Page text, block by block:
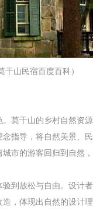
干山民宿百度百科）
莫干山的乡村自然资
指导，将自然美景、
市的游客回归到自然
到放松与自由。设计
，体现出自然的设计理